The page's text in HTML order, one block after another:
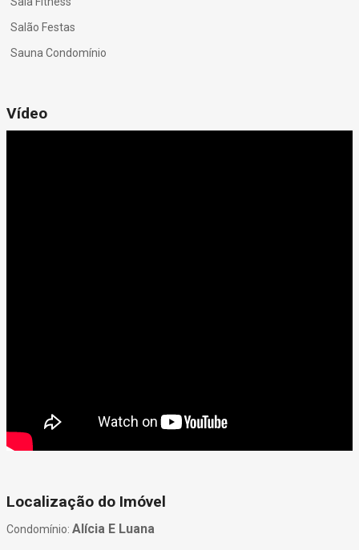
Salão Festas
Sauna Condomínio
Vídeo
Localização do Imóvel
Condomínio: Alícia E Luana